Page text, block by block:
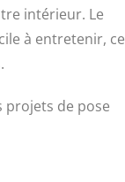
intérieur. Le
à entretenir, ce
projets de pose